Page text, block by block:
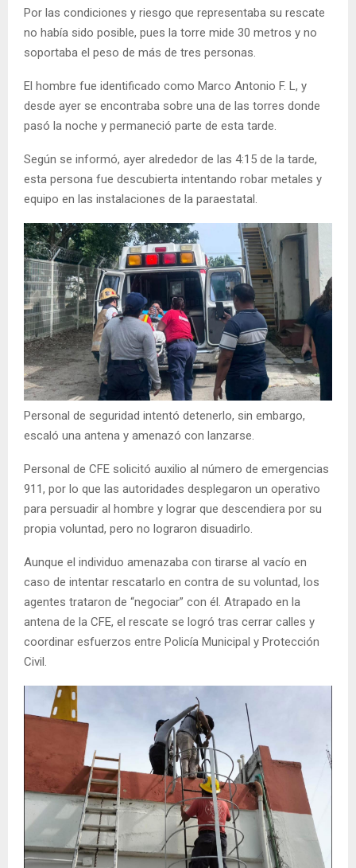
Por las condiciones y riesgo que representaba su rescate
no había sido posible, pues la torre mide 30 metros y no
soportaba el peso de más de tres personas.
El hombre fue identificado como Marco Antonio F. L, y
desde ayer se encontraba sobre una de las torres donde
pasó la noche y permaneció parte de esta tarde.
Según se informó, ayer alrededor de las 4:15 de la tarde,
esta persona fue descubierta intentando robar metales y
equipo en las instalaciones de la paraestatal.
Personal de seguridad intentó detenerlo, sin embargo,
escaló una antena y amenazó con lanzarse.
Personal de CFE solicitó auxilio al número de emergencias
911, por lo que las autoridades desplegaron un operativo
para persuadir al hombre y lograr que descendiera por su
propia voluntad, pero no lograron disuadirlo.
Aunque el individuo amenazaba con tirarse al vacío en
caso de intentar rescatarlo en contra de su voluntad, los
agentes trataron de “negociar” con él. Atrapado en la
antena de la CFE, el rescate se logró tras cerrar calles y
coordinar esfuerzos entre Policía Municipal y Protección
Civil.